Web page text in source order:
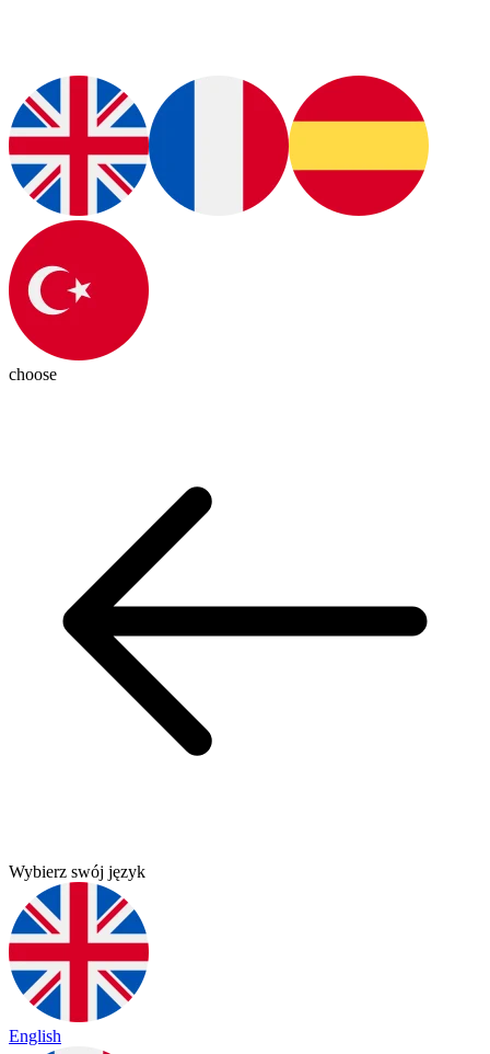
choose
Wybierz swój język
English